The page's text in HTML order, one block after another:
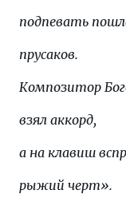
подпевать
прусаков.
Композитор
взял аккорд,
а на клавиш
рыжий черт».